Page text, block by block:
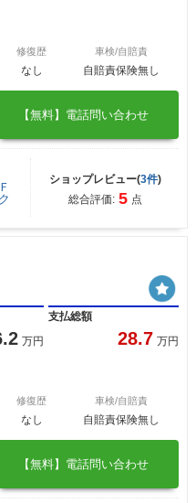
修復歴
なし
車検/自賠責
自賠責保険無し
【無料】電話問い合わせ
ショップレビュー(3件)
総合評価: 5 点
万円
支払総額
28.7 万円
修復歴
なし
車検/自賠責
自賠責保険無し
【無料】電話問い合わせ